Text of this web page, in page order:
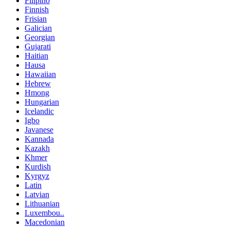
Finnish
Frisian
Galician
Georgian
Gujarati
Haitian
Hausa
Hawaiian
Hebrew
Hmong
Hungarian
Icelandic
Igbo
Javanese
Kannada
Kazakh
Khmer
Kurdish
Kyrgyz
Latin
Latvian
Lithuanian
Luxembou..
Macedonian